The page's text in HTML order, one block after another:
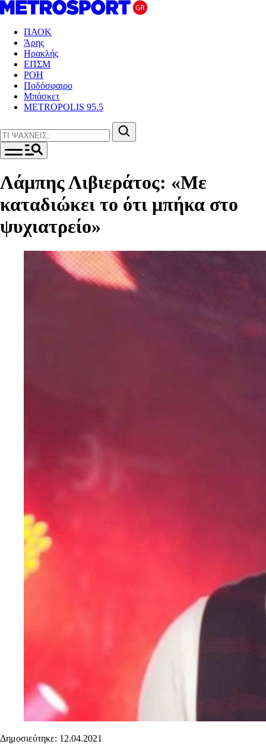
ΠΑΟΚ
Άρης
Ηρακλής
ΕΠΣΜ
ΡΟΗ
Ποδόσφαιρο
Μπάσκετ
METROPOLIS 95.5
Λάμπης Λιβιεράτος: «Με
καταδιώκει το ότι μπήκα στο
ψυχιατρείο»
Δημοσιεύτηκε: 12.04.2021